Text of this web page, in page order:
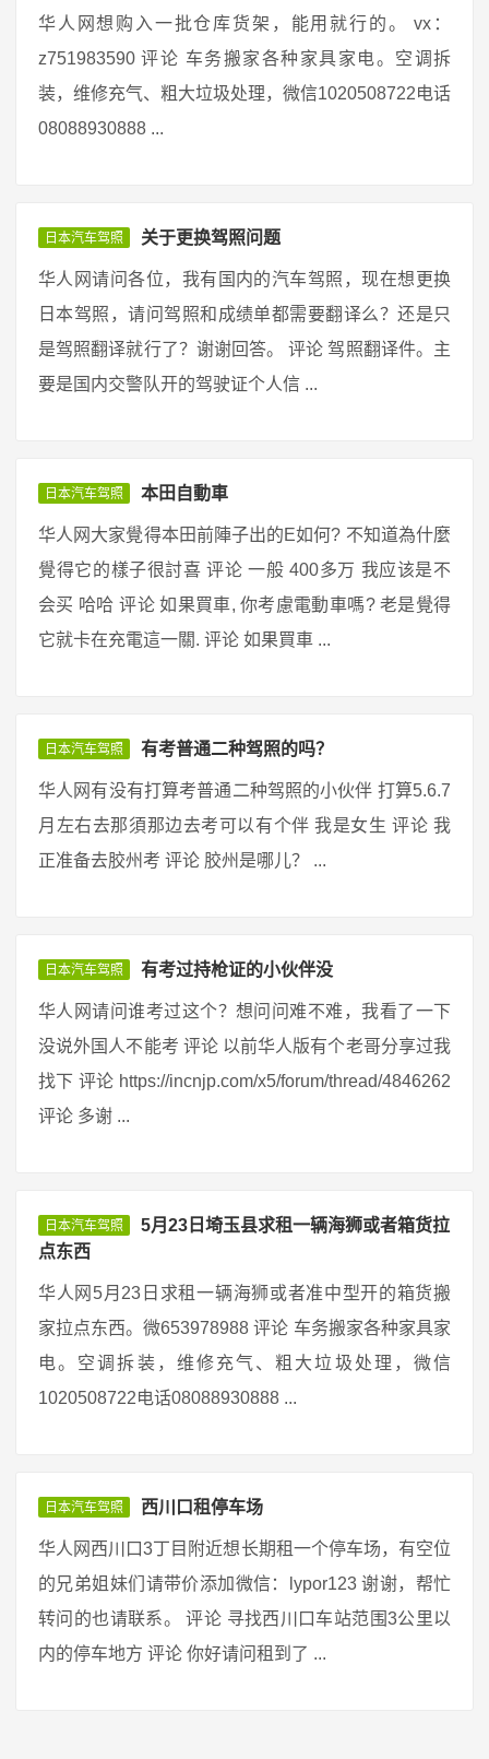
华人网想购入一批仓库货架，能用就行的。 vx：
z751983590 评论 车务搬家各种家具家电。空调拆
装，维修充气、粗大垃圾处理，微信1020508722电话
08088930888 ...
日本汽车驾照 关于更换驾照问题
华人网请问各位，我有国内的汽车驾照，现在想更换
日本驾照，请问驾照和成绩单都需要翻译么？还是只
是驾照翻译就行了？谢谢回答。 评论 驾照翻译件。主
要是国内交警队开的驾驶证个人信 ...
日本汽车驾照 本田自動車
华人网大家覺得本田前陣子出的E如何? 不知道為什麼
覺得它的樣子很討喜 评论 一般 400多万 我应该是不
会买 哈哈 评论 如果買車, 你考慮電動車嗎? 老是覺得
它就卡在充電這一關. 评论 如果買車 ...
日本汽车驾照 有考普通二种驾照的吗？
华人网有没有打算考普通二种驾照的小伙伴 打算5.6.7
月左右去那須那边去考可以有个伴 我是女生 评论 我
正准备去胶州考 评论 胶州是哪儿？ ...
日本汽车驾照 有考过持枪证的小伙伴没
华人网请问谁考过这个？想问问难不难，我看了一下
没说外国人不能考 评论 以前华人版有个老哥分享过我
找下 评论 https://incnjp.com/x5/forum/thread/4846262
评论 多谢 ...
日本汽车驾照
5月23日埼玉县求租一辆海狮或者箱货拉
点东西
华人网5月23日求租一辆海狮或者准中型开的箱货搬
家拉点东西。微653978988 评论 车务搬家各种家具家
电。空调拆装，维修充气、粗大垃圾处理，微信
1020508722电话08088930888 ...
日本汽车驾照 西川口租停车场
华人网西川口3丁目附近想长期租一个停车场，有空位
的兄弟姐妹们请带价添加微信：lypor123 谢谢，帮忙
转问的也请联系。 评论 寻找西川口车站范围3公里以
内的停车地方 评论 你好请问租到了 ...